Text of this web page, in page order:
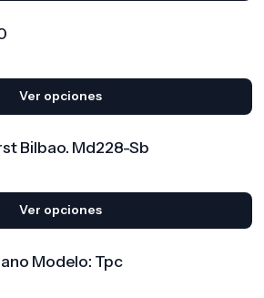
Ver opciones
Bilbao. Md228-Sb
Ver opciones
Modelo: Tpc